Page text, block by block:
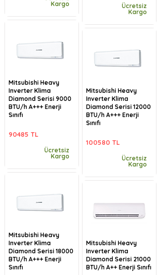
Kargo
Mitsubishi Heavy
Inverter Klima
Diamond Serisi 9000
BTU/h A+++ Enerji
Sınıfı
90485 TL
Ücretsiz
Kargo
Mitsubishi Heavy
Inverter Klima
Diamond Serisi 18000
BTU/h A+++ Enerji
Sınıfı
Ücretsiz
Kargo
Mitsubishi Heavy
Inverter Klima
Diamond Serisi 12000
BTU/h A+++ Enerji
Sınıfı
100580 TL
Ücretsiz
Kargo
Mitsubishi Heavy
Inverter Klima
Diamond Serisi 21000
BTU/h A++ Enerji Sınıfı